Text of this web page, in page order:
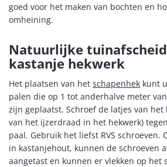
goed voor het maken van bochten en
omheining.
Natuurlijke
kastanje hekwerk
Het plaatsen van het schapenhek kunt
palen die op 1 tot anderhalve meter
zijn geplaatst. Schroef de latjes van het
van het ijzerdraad in het hekwerk)
paal. Gebruik het liefst RVS schroeven.
in kastanjehout, kunnen de schroeven
aangetast en kunnen er vlekken op het